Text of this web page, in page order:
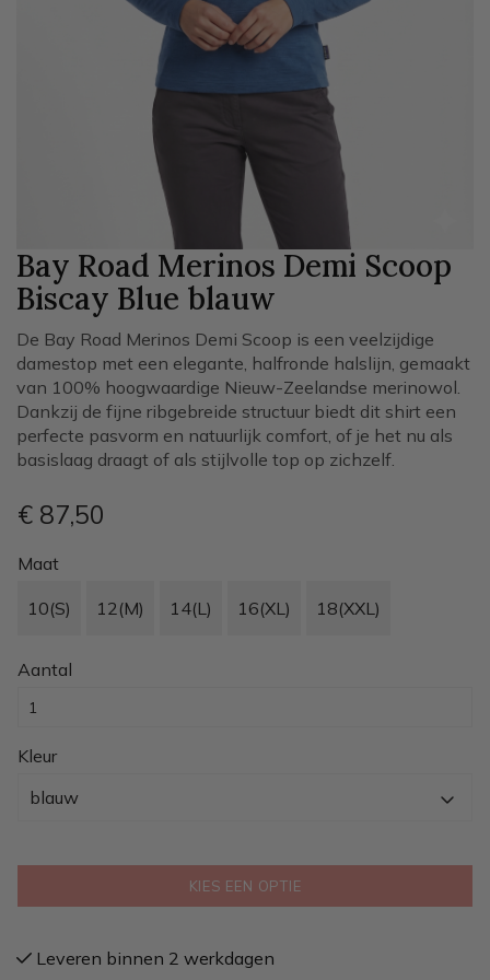
Bay Road Merinos Demi Scoop
Biscay Blue blauw
De Bay Road Merinos Demi Scoop is een veelzijdige
damestop met een elegante, halfronde halslijn, gemaakt
van 100% hoogwaardige Nieuw-Zeelandse merinowol.
Dankzij de fijne ribgebreide structuur biedt dit shirt een
perfecte pasvorm en natuurlijk comfort, of je het nu als
basislaag draagt of als stijlvolle top op zichzelf.
€ 87,50
Maat
10(S) 12(M) 14(L) 16(XL) 18(XXL)
Aantal
Kleur
blauw
KIES EEN OPTIE
Leveren binnen 2 werkdagen